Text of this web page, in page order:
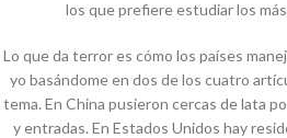
los que prefiere estudiar los
Lo que da terror es cómo los países
yo basándome en dos de los cuatro
tema. En China pusieron cercas de lata
y entradas. En Estados Unidos hay